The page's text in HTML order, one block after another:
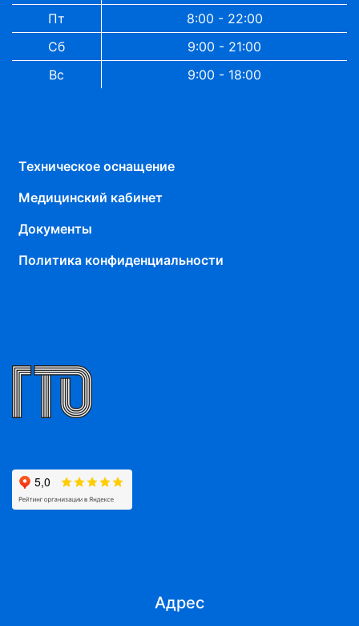
Пт
8:00 - 22:00
Сб
9:00 - 21:00
Вс
9:00 - 18:00
Техническое оснащение
Медицинский кабинет
Документы
Политика конфиденциальности
Адрес